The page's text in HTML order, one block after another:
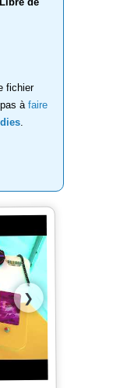
fichier
à faire
❯